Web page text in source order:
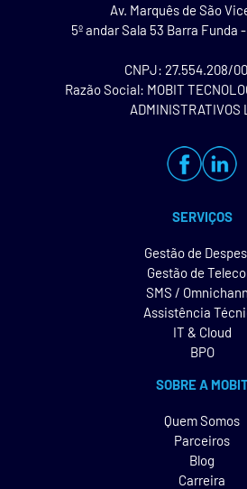
Av. Marquês de São
5º andar Sala 53 Barra Funda
CNPJ: 27.554.208/
Razão Social: MOBIT
ADMINISTRATIVOS
SERVIÇOS
Gestão de
Gestão de
SMS /
Assistência
IT & Cloud
BPO
SOBRE A
Quem Somos
Parceiros
Blog
Carreira